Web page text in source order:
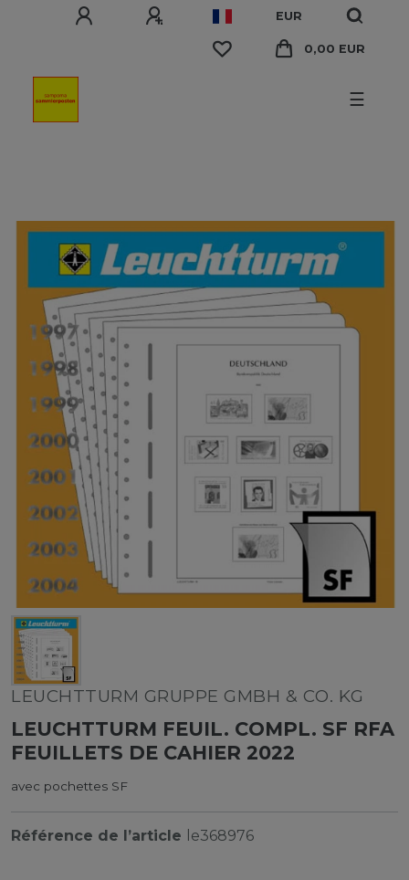
EUR
0,00 EUR
☰
LEUCHTTURM GRUPPE GMBH & CO. KG
LEUCHTTURM FEUIL. COMPL. SF RFA
FEUILLETS DE CAHIER 2022
avec pochettes SF
Référence de l’article le368976